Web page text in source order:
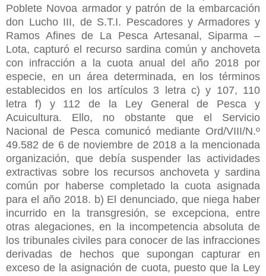
Poblete Novoa armador y patrón de la embarcación
don Lucho III, de S.T.I. Pescadores y Armadores y
Ramos Afines de La Pesca Artesanal, Siparma –
Lota, capturó el recurso sardina común y anchoveta
con infracción a la cuota anual del año 2018 por
especie, en un área determinada, en los términos
establecidos en los artículos 3 letra c) y 107, 110
letra f) y 112 de la Ley General de Pesca y
Acuicultura. Ello, no obstante que el Servicio
Nacional de Pesca comunicó mediante Ord/VIII/N.º
49.582 de 6 de noviembre de 2018 a la mencionada
organización, que debía suspender las actividades
extractivas sobre los recursos anchoveta y sardina
común por haberse completado la cuota asignada
para el año 2018. b) El denunciado, que niega haber
incurrido en la transgresión, se excepciona, entre
otras alegaciones, en la incompetencia absoluta de
los tribunales civiles para conocer de las infracciones
derivadas de hechos que supongan capturar en
exceso de la asignación de cuota, puesto que la Ley